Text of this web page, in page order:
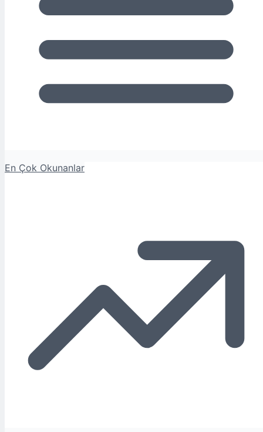
En Çok Okunanlar